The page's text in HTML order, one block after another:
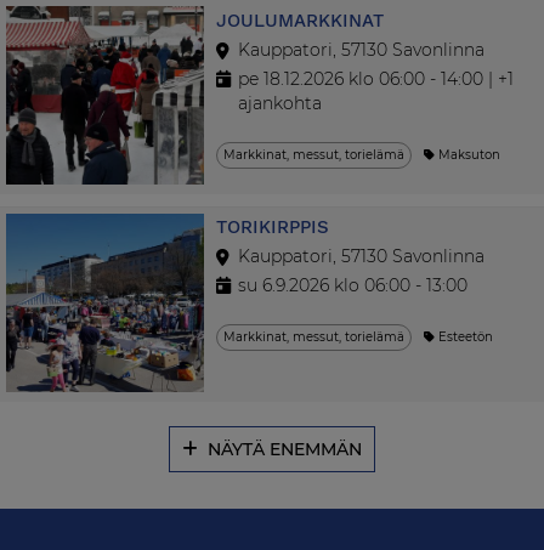
JOULUMARKKINAT
Kauppatori, 57130 Savonlinna
pe 18.12.2026 klo 06:00 - 14:00 | +1
ajankohta
Markkinat, messut, torielämä Maksuton
TORIKIRPPIS
Kauppatori, 57130 Savonlinna
su 6.9.2026 klo 06:00 - 13:00
Markkinat, messut, torielämä Esteetön
NÄYTÄ ENEMMÄN